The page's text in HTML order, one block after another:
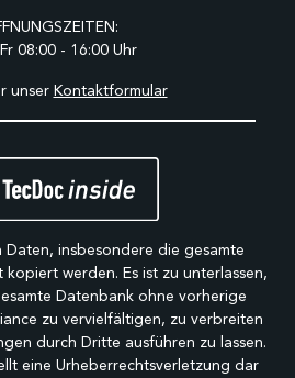
08:00 - 16:00 Uhr
unser Kontaktformular
insbesondere die gesamte
werden. Es ist zu unterlassen,
Datenbank ohne vorherige
zu vervielfältigen, zu verbreiten
durch Dritte ausführen zu lassen.
eine Urheberrechtsverletzung dar